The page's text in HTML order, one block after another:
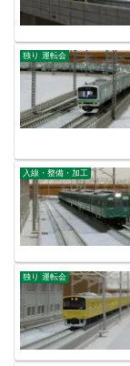
独り 運転会
入線・整備・加工
独り 運転会